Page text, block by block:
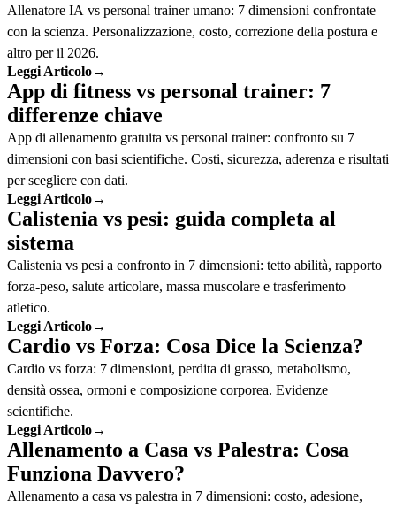
Allenatore IA vs personal trainer umano: 7 dimensioni confrontate
con la scienza. Personalizzazione, costo, correzione della postura e
altro per il 2026.
Leggi Articolo→
App di fitness vs personal trainer: 7
differenze chiave
App di allenamento gratuita vs personal trainer: confronto su 7
dimensioni con basi scientifiche. Costi, sicurezza, aderenza e risultati
per scegliere con dati.
Leggi Articolo→
Calistenia vs pesi: guida completa al
sistema
Calistenia vs pesi a confronto in 7 dimensioni: tetto abilità, rapporto
forza-peso, salute articolare, massa muscolare e trasferimento
atletico.
Leggi Articolo→
Cardio vs Forza: Cosa Dice la Scienza?
Cardio vs forza: 7 dimensioni, perdita di grasso, metabolismo,
densità ossea, ormoni e composizione corporea. Evidenze
scientifiche.
Leggi Articolo→
Allenamento a Casa vs Palestra: Cosa
Funziona Davvero?
Allenamento a casa vs palestra in 7 dimensioni: costo, adesione,